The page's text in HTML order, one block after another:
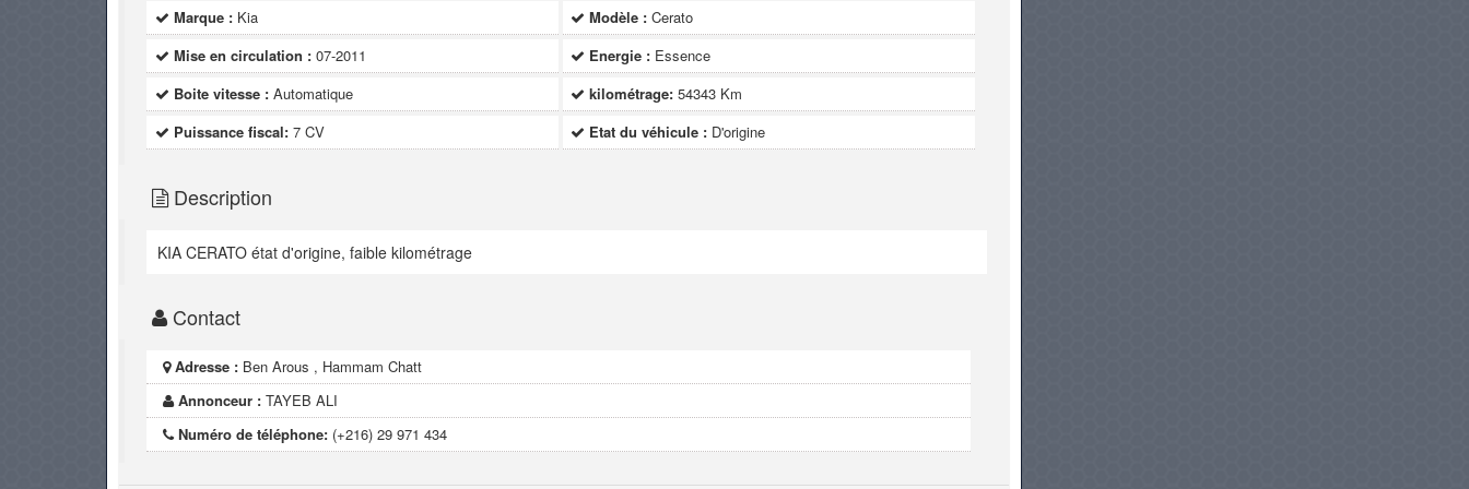
Marque : Kia Modèle : Cerato
Mise en circulation : 07-2011 Energie : Essence
Boite vitesse : Automatique kilométrage: 54343 Km
Puissance fiscal: 7 CV Etat du véhicule : D'origine
Description
KIA CERATO état d'origine, faible kilométrage
Contact
Adresse : Ben Arous , Hammam Chatt
Annonceur : TAYEB ALI
Numéro de téléphone: (+216) 29 971 434